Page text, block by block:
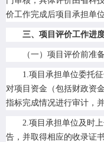
价工作完成后项目承担单
三、项目评价工作进
（一）项目评价前准
1.项目承担单位委托
对项目资金（包括财政资
指标完成情况进行审计，
2.项目承担单位及时
告，并取得相应的收录证书